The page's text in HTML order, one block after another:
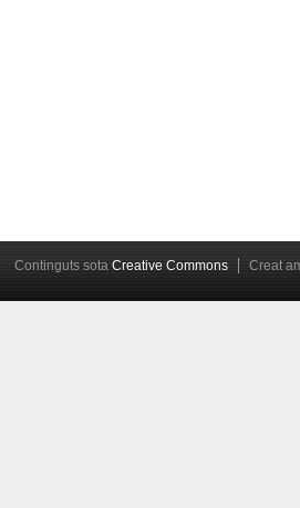
Continguts sota Creative Commons Creat